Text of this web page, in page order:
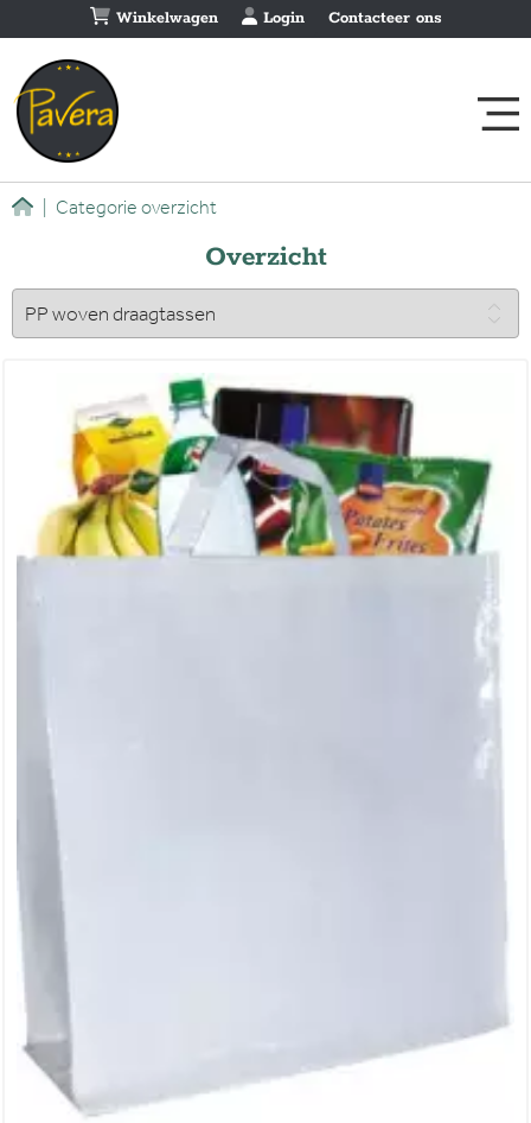
Winkelwagen Login Contacteer ons
Categorie overzicht
Overzicht